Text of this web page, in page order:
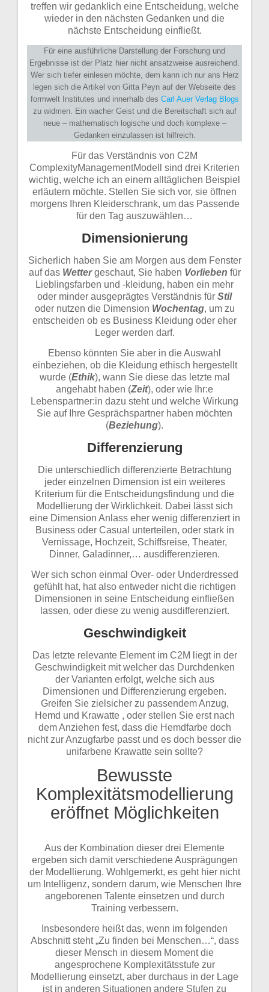
treffen wir gedanklich eine Entscheidung, welche
wieder in den nächsten Gedanken und die
nächste Entscheidung einfließt.
Für eine ausführliche Darstellung der Forschung und
Ergebnisse ist der Platz hier nicht ansatzweise ausreichend.
Wer sich tiefer einlesen möchte, dem kann ich nur ans Herz
legen sich die Artikel von Gitta Peyn auf der Webseite des
formwelt Institutes und innerhalb des Carl Auer Verlag Blogs
zu widmen. Ein wacher Geist und die Bereitschaft sich auf
neue – mathematisch logische und doch komplexe –
Gedanken einzulassen ist hilfreich.
Für das Verständnis von C2M
ComplexityManagementModell sind drei Kriterien
wichtig, welche ich an einem alltäglichen Beispiel
erläutern möchte. Stellen Sie sich vor, sie öffnen
morgens Ihren Kleiderschrank, um das Passende
für den Tag auszuwählen…
Dimensionierung
Sicherlich haben Sie am Morgen aus dem Fenster
auf das Wettergeschaut, Sie haben Vorlieben für
Lieblingsfarben und -kleidung, haben ein mehr
oder minder ausgeprägtes Verständnis für Stil
oder nutzen die Dimension Wochentag, um zu
entscheiden ob es Business Kleidung oder eher
Leger werden darf.
Ebenso könnten Sie aber in die Auswahl
einbeziehen, ob die Kleidung ethisch hergestellt
wurde (Ethik), wann Sie diese das letzte mal
angehabt haben (Zeit), oder wie Ihr:e
Lebenspartner:in dazu steht und welche Wirkung
Sie auf Ihre Gesprächspartner haben möchten
(Beziehung).
Differenzierung
Die unterschiedlich differenzierte Betrachtung
jeder einzelnen Dimension ist ein weiteres
Kriterium für die Entscheidungsfindung und die
Modellierung der Wirklichkeit. Dabei lässt sich
eine Dimension Anlass eher wenig differenziert in
Business oder Casual unterteilen, oder stark in
Vernissage, Hochzeit, Schiffsreise, Theater,
Dinner, Galadinner,… ausdifferenzieren.
Wer sich schon einmal Over- oder Underdressed
gefühlt hat, hat also entweder nicht die richtigen
Dimensionen in seine Entscheidung einfließen
lassen, oder diese zu wenig ausdifferenziert.
Geschwindigkeit
Das letzte relevante Element im C2M liegt in der
Geschwindigkeit mit welcher das Durchdenken
der Varianten erfolgt, welche sich aus
Dimensionen und Differenzierung ergeben.
Greifen Sie zielsicher zu passendem Anzug,
Hemd und Krawatte , oder stellen Sie erst nach
dem Anziehen fest, dass die Hemdfarbe doch
nicht zur Anzugfarbe passt und es doch besser die
unifarbene Krawatte sein sollte?
Bewusste
Komplexitätsmodellierung
eröffnet Möglichkeiten
Aus der Kombination dieser drei Elemente
ergeben sich damit verschiedene Ausprägungen
der Modellierung. Wohlgemerkt, es geht hier nicht
um Intelligenz, sondern darum, wie Menschen Ihre
angeborenen Talente einsetzen und durch
Training verbessern.
Insbesondere heißt das, wenn im folgenden
Abschnitt steht „Zu finden bei Menschen…“, dass
dieser Mensch in diesem Moment die
angesprochene Komplexitätsstufe zur
Modellierung einsetzt, aber durchaus in der Lage
ist in anderen Situationen andere Stufen zu